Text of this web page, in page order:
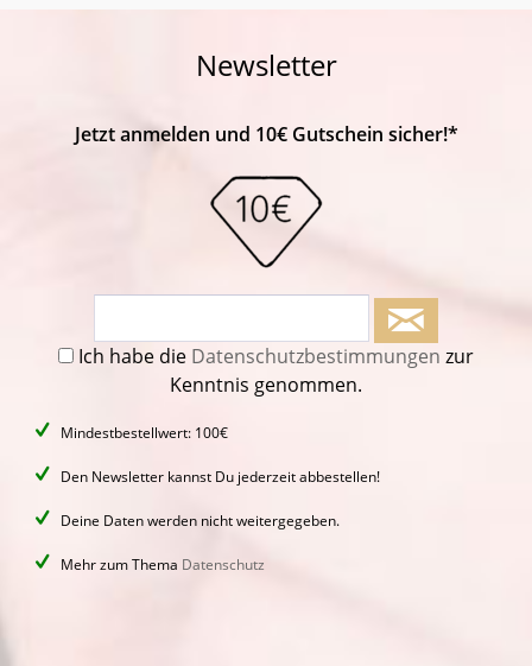
Newsletter
Jetzt anmelden und 10€ Gutschein sicher!*
Ich habe die Datenschutzbestimmungen zur
Kenntnis genommen.
Mindestbestellwert: 100€
Den Newsletter kannst Du jederzeit abbestellen!
Deine Daten werden nicht weitergegeben.
Mehr zum Thema Datenschutz